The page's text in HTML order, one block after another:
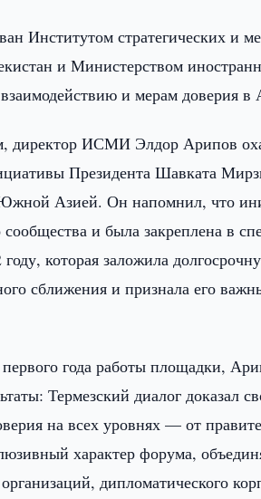
Институтом стратегических и
и Министерством
и мерам
директор ИСМИ Элдор Арипов
Президента Шавката
Азией. Он напомнил, что
сообщества и была закреплена в
которая заложила
сближения и признала его
года работы площадки,
Термезский диалог доказал
на всех уровнях — от
характер форума,
дипломатического